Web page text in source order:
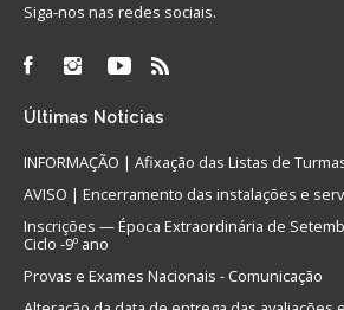
Siga-nos nas redes sociais.
Últimas Notícias
INFORMAÇÃO | Afixação das Listas de
AVISO | Encerramento das instalações e
Inscrições — Época Extraordinária de
Ciclo -9º ano
Provas e Exames Nacionais - Comunicação